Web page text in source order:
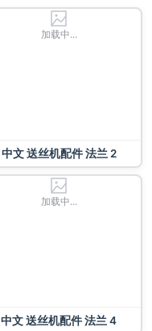
加载中...
中文 送丝机配件 法兰 2
加载中...
中文 送丝机配件 法兰 4